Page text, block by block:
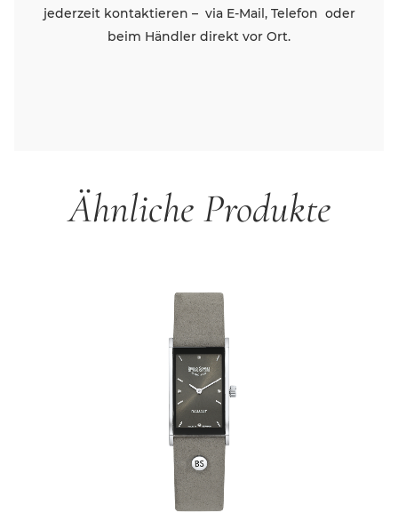
jederzeit kontaktieren – via E-Mail, Telefon oder
beim Händler direkt vor Ort.
Ähnliche Produkte